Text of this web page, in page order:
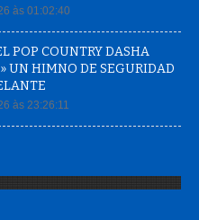
às 01:02:40
POP COUNTRY DASHA
UN HIMNO DE SEGURIDAD
às 23:26:11